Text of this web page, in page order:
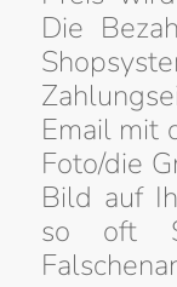
Die
Email mit
Foto/die
Bild auf
so oft